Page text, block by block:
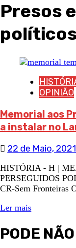
Presos
OPINIÃO
Memorial aos
a instalar no
22 de Maio, 2021
HISTÓRIA - H |
PERSEGUIDOS
CR-Sem Fronteiras
Ler mais
PODE